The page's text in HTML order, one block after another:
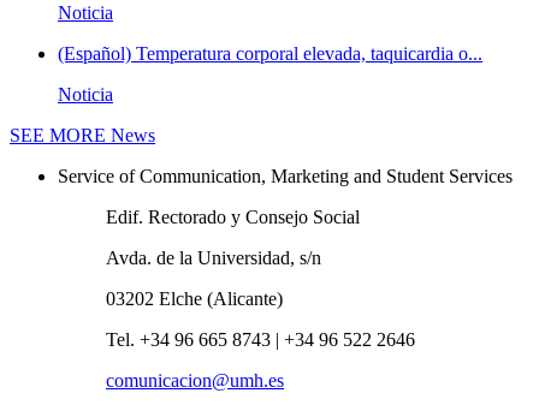
Noticia
(Español) Temperatura corporal elevada, taquicardia o...
Noticia
SEE MORE News
Service of Communication, Marketing and Student Services
Edif. Rectorado y Consejo Social
Avda. de la Universidad, s/n
03202 Elche (Alicante)
Tel. +34 96 665 8743 | +34 96 522 2646
comunicacion@umh.es